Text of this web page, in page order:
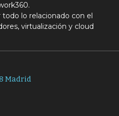
lo relacionado con el
virtualización y cloud
Madrid